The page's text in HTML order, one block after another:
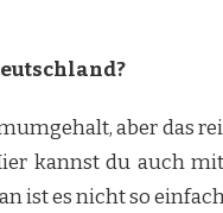
aber das
kannst du auch
ist es nicht so